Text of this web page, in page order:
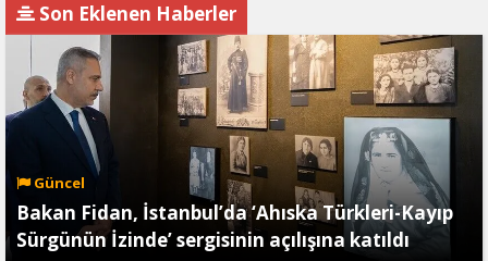
Son Eklenen Haberler
Güncel
Bakan Fidan, İstanbul’da ‘Ahıska Türkleri-Kayıp
Sürgünün İzinde’ sergisinin açılışına katıldı